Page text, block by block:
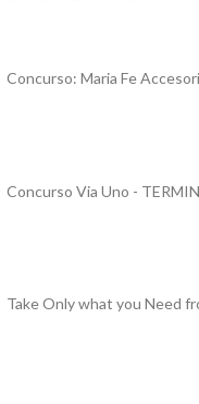
Concurso: Maria Fe
Concurso Via Uno -
Take Only what you Need